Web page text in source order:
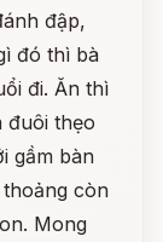
đập,
đó thì bà
đi. Ăn thì
đuôi thẹo
gầm bàn
còn
Mong